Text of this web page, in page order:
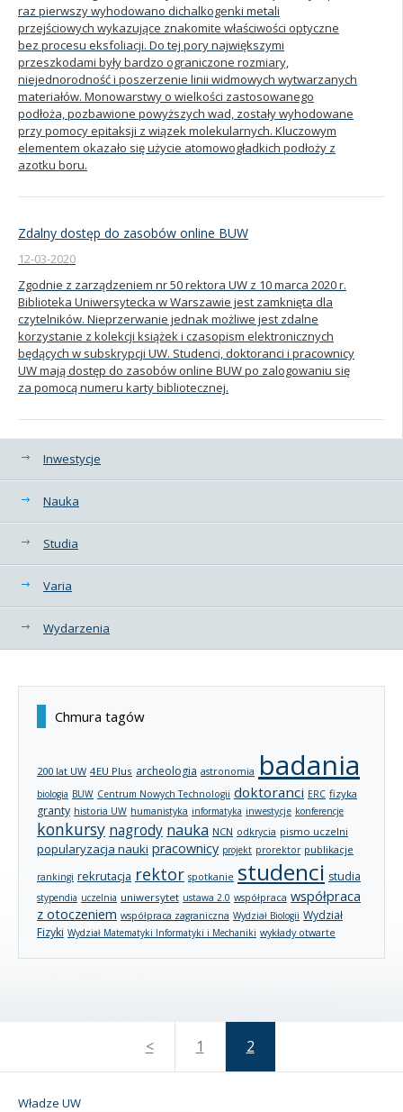
raz pierwszy wyhodowano dichalkogenki metali
przejściowych wykazujące znakomite właściwości optyczne
bez procesu eksfoliacji. Do tej pory największymi
przeszkodami były bardzo ograniczone rozmiary,
niejednorodność i poszerzenie linii widmowych wytwarzanych
materiałów. Monowarstwy o wielkości zastosowanego
podłoża, pozbawione powyższych wad, zostały wyhodowane
przy pomocy epitaksji z wiązek molekularnych. Kluczowym
elementem okazało się użycie atomowogładkich podłoży z
azotku boru.
Zdalny dostęp do zasobów online BUW
12-03-2020
Zgodnie z zarządzeniem nr 50 rektora UW z 10 marca 2020 r.
Biblioteka Uniwersytecka w Warszawie jest zamknięta dla
czytelników. Nieprzerwanie jednak możliwe jest zdalne
korzystanie z kolekcji książek i czasopism elektronicznych
będących w subskrypcji UW. Studenci, doktoranci i pracownicy
UW mają dostęp do zasobów online BUW po zalogowaniu się
za pomocą numeru karty bibliotecznej.
Kategorie
Inwestycje
Nauka
Studia
Varia
Wydarzenia
Chmura tagów
200 lat UW 4EU Plus archeologia astronomia badania
biologia BUW Centrum Nowych Technologii doktoranci ERC fizyka
granty historia UW humanistyka informatyka inwestycje konferencje
konkursy nagrody nauka NCN odkrycia pismo uczelni
popularyzacja nauki pracownicy projekt prorektor publikacje
rankingi rekrutacja rektor spotkanie studenci studia
stypendia uczelnia uniwersytet ustawa 2.0 współpraca współpraca
z otoczeniem współpraca zagraniczna Wydział Biologii Wydział
Fizyki Wydział Matematyki Informatyki i Mechaniki wykłady otwarte
< 1 2
Władze UW